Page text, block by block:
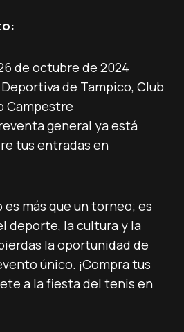
de octubre de 2024
de Tampico, Club
Campestre
general ya está
tus entradas en
más que un torneo; es
deporte, la cultura y la
la oportunidad de
único. ¡Compra tus
a la fiesta del tenis en